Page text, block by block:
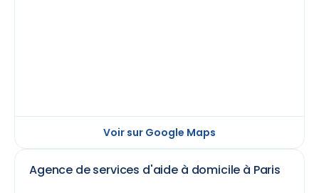
Voir sur Google Maps
Agence de services d'aide à domicile à Paris